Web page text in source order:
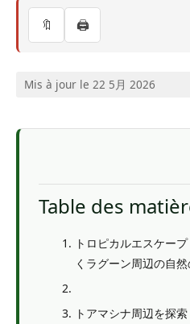
🔖 🖨️
Mis à jour le 22 5月 2026
Table des
トロピカルエスケー
くラグーン周辺の自
トアマシナ周辺を探